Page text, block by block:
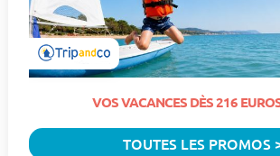
VOS VACANCES DÈS 216
TOUTES LES PROMOS